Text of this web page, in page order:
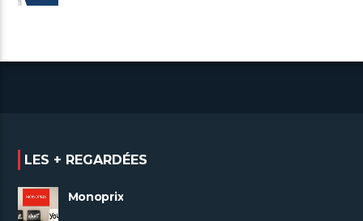
LES + REGARDÉES
Monoprix